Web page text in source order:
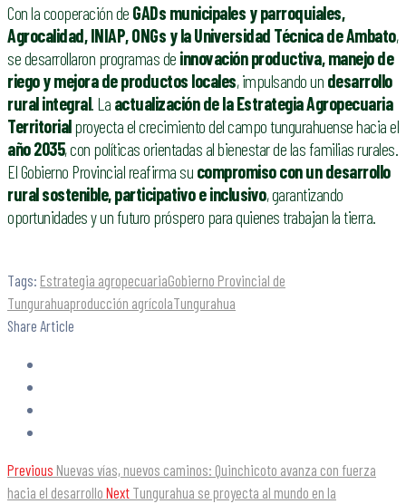
Con la cooperación de GADs municipales y parroquiales,
Agrocalidad, INIAP, ONGs y la Universidad Técnica de Ambato,
se desarrollaron programas de innovación productiva, manejo de
riego y mejora de productos locales, impulsando un desarrollo
rural integral. La actualización de la Estrategia Agropecuaria
Territorialproyecta el crecimiento del campo tungurahuense hacia el
año 2035, con políticas orientadas al bienestar de las familias rurales.
El Gobierno Provincial reafirma su compromiso con un desarrollo
rural sostenible, participativo e inclusivo, garantizando
oportunidades y un futuro próspero para quienes trabajan la tierra.
Tags: Estrategia agropecuariaGobierno Provincial de
Tungurahuaproducción agrícolaTungurahua
Share Article
Previous Nuevas vías, nuevos caminos: Quinchicoto avanza con fuerza
hacia el desarrollo Next Tungurahua se proyecta al mundo en la